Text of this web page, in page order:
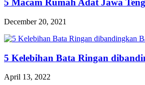
5 Macam Rumah Adat Jawa
December 20, 2021
5 Kelebihan Bata Ringan
April 13, 2022